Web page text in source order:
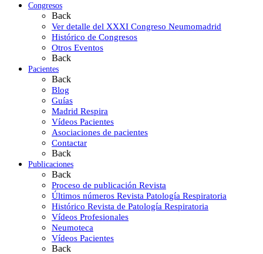
Congresos
Back
Ver detalle del XXXI Congreso Neumomadrid
Histórico de Congresos
Otros Eventos
Back
Pacientes
Back
Blog
Guías
Madrid Respira
Vídeos Pacientes
Asociaciones de pacientes
Contactar
Back
Publicaciones
Back
Proceso de publicación Revista
Últimos números Revista Patología Respiratoria
Histórico Revista de Patología Respiratoria
Vídeos Profesionales
Neumoteca
Vídeos Pacientes
Back